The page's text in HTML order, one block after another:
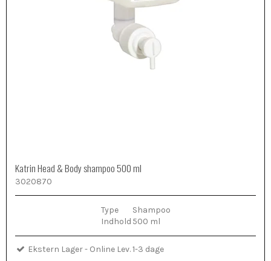
Katrin Head & Body shampoo 500 ml
3020870
Type
Shampoo
Indhold 500 ml
Ekstern Lager - Online Lev. 1-3 dage